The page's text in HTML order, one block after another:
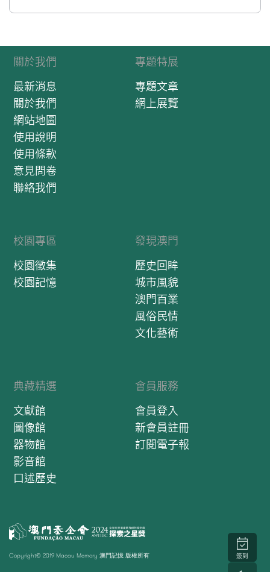
關於我們
最新消息
關於我們
網站地圖
使用說明
使用條款
意見問卷
聯絡我們
專題特展
專題文章
網上展覽
校園專區
校園徵集
校園記憶
發現澳門
歷史回眸
城市風貌
澳門百業
風俗民情
文化藝術
典藏精選
文獻館
圖像館
器物館
影音館
口述歷史
會員服務
會員登入
新會員註冊
訂閱電子報
Copyright© 2019 Macau Memory 澳門記憶 版權所有 簽到